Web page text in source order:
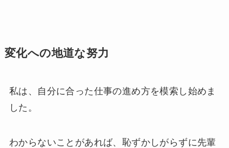
変化への地道な努力
私は、自分に合った仕事の進め方を模索し始めま
した。
わからないことがあれば、恥ずかしがらずに先輩